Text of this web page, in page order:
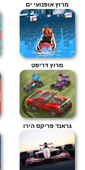
מרוץ אופנועי ים
מרוץ דריפט
גראנד פריקס הירו